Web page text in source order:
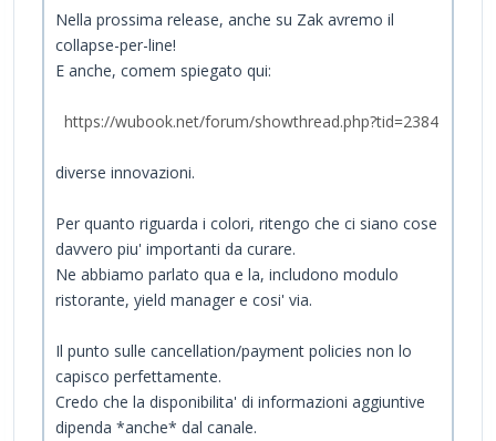
Nella prossima release, anche su Zak avremo il
collapse-per-line!
E anche, comem spiegato qui:
https://wubook.net/forum/showthread.php?tid=2384
diverse innovazioni.
Per quanto riguarda i colori, ritengo che ci siano cose
davvero piu' importanti da curare.
Ne abbiamo parlato qua e la, includono modulo
ristorante, yield manager e cosi' via.
Il punto sulle cancellation/payment policies non lo
capisco perfettamente.
Credo che la disponibilita' di informazioni aggiuntive
dipenda *anche* dal canale.